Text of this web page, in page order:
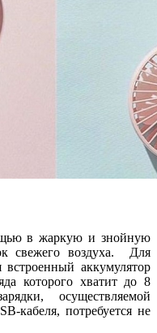
в жаркую и знойную
свежего воздуха. Для
встроенный аккумулятор
которого хватит до 8
осуществляемой
кабеля, потребуется не